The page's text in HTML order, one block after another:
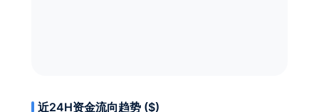
近24H资金流向趋势 ($)